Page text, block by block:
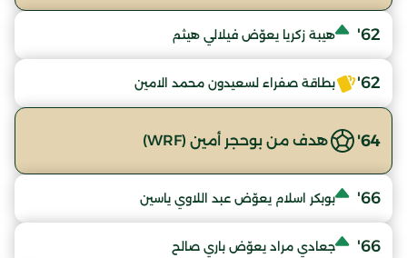
62' هيبة زكريا يعوّض فيلالي هيثم
62' بطاقة صفراء لسعيدون محمد الامين
64' هدف من بوحجر أمين (WRF)
66' بوبكر اسلام يعوّض عبد اللاوي ياسين
66' جعادي مراد يعوّض باري صالح